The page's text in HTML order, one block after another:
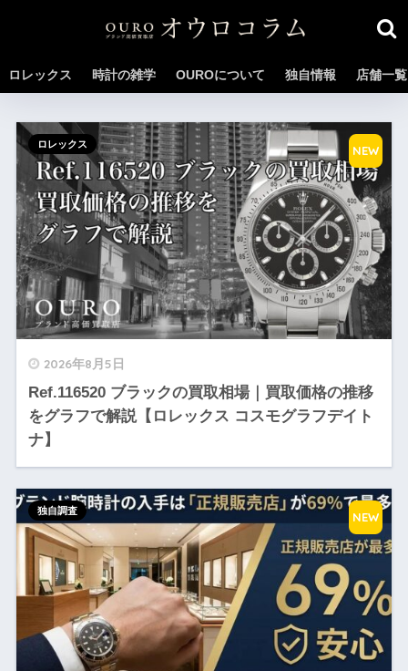
ロレックス 時計の雑学 OUROについて 独自情報 店舗一覧
2026年8月5日
Ref.116520 ブラックの買取相場｜買取価格の推移
をグラフで解説【ロレックス コスモグラフデイト
ナ】
ロレックス NEW
独自調査 NEW